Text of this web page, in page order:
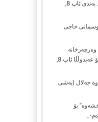
ئاب 8,
حاجی
عه‌بدوڵڵا
ئاب 8,
جەلال (بەشی
بۆ
..